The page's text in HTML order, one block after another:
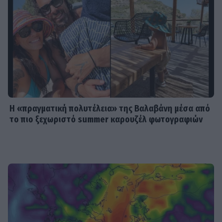
Ηλιάδη – Εκεί όπου οι πιο δυνατοί
δεσμοί δοκιμάζονται περισσότερο
SHOWBIZ
Λίλα Μπακλέση – Παναγιώτης
Μαρκεζίνης: Έγιναν γονείς! Η πρώτη
φωτό και το τρυφερό μήνυμα
τρόπους επικοινωνίας και
Συγκινεί η Ανθή Βούλγαρη: «Χωρίς
Η «πραγματική πολυτέλεια» της Βαλαβάνη μέσα από
το πιο ξεχωριστό summer καρουζέλ φωτογραφιών